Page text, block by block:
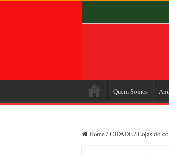
Quem Somos
Home /CIDADE/Lojas do